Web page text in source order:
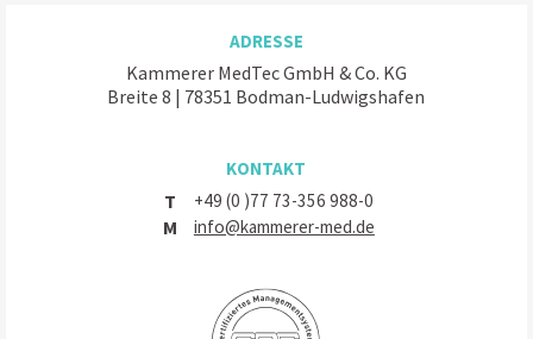
ADRESSE
Kammerer MedTec GmbH & Co. KG
Breite 8 | 78351 Bodman-Ludwigshafen
KONTAKT
T +49 (0 )77 73-356 988-0
M info@kammerer-med.de